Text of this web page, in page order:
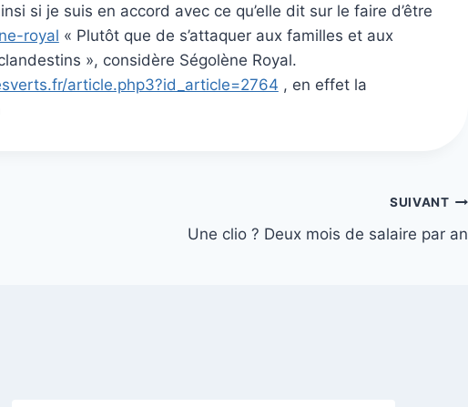
si je suis en accord avec ce qu’elle dit sur le faire d’être
royal « Plutôt que de s’attaquer aux familles et aux
», considère Ségolène Royal.
article.php3?id_article=2764 , en effet la
SUIVANT
Une clio ? Deux mois de salaire par an